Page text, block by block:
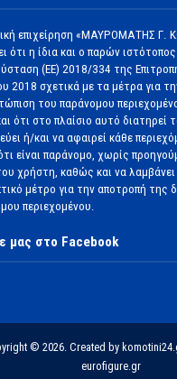
επιχείρηση «ΜΑΥΡΟΜΑΤΗΣ Γ.
ότι η ίδια και ο παρών
(ΕΕ) 2018/334 της
2018 σχετικά με τα μέτρα για
του παράνομου
ότι στο πλαίσιο αυτό διατηρεί
ή/και να αφαιρεί κάθε
είναι παράνομο, χωρίς
χρήστη, καθώς και να λαμβάνει
μέτρο για την αποτροπή της
περιεχομένου.
μας στο Facebook
© 2026. Created by
eurofigure.gr